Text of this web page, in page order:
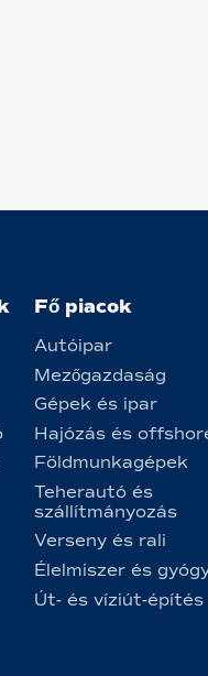
Fő piacok
Autóipar
Mezőgazdaság
Gépek és ipar
Hajózás és
Földmunkagépek
Teherautó és
szállítmányozás
Verseny és rali
Élelmiszer és
Út- és víziút-építés